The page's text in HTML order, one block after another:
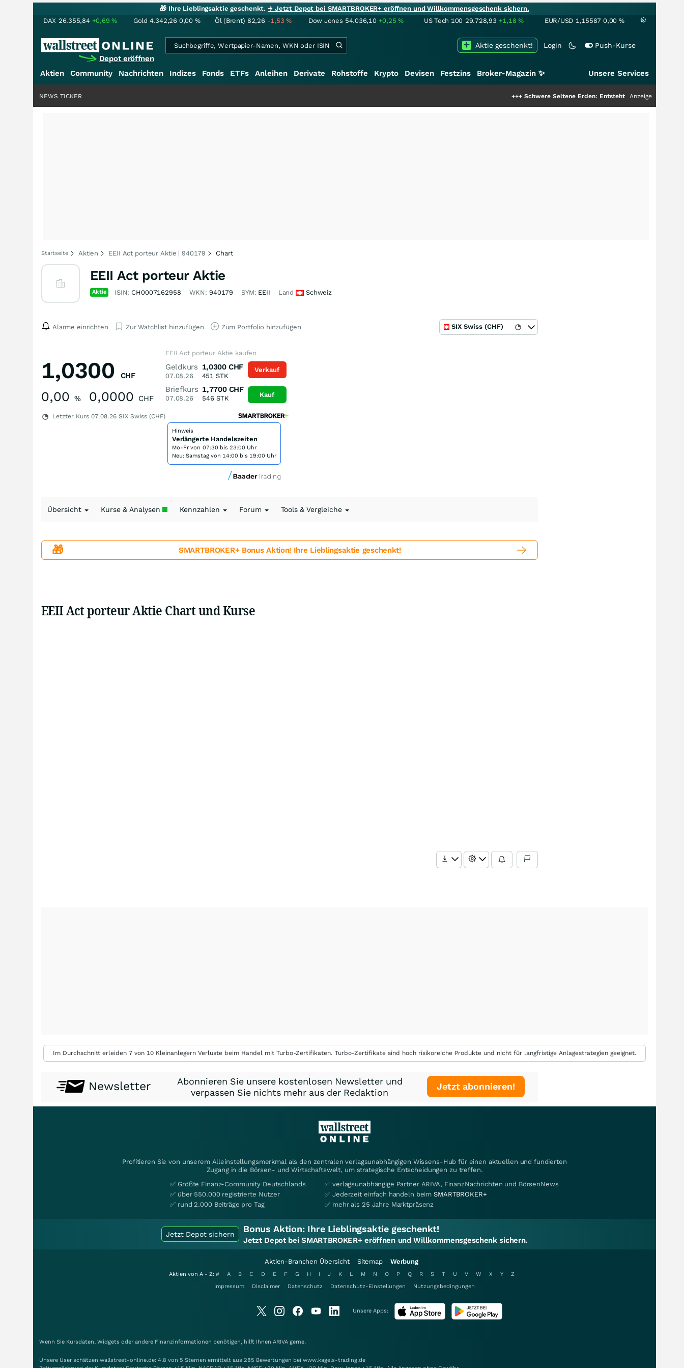
🎁 Ihre Lieblingsaktie geschenkt.→ Jetzt Depot bei SMARTBROKER+ eröffnen und Willkommensgeschenk sichern.
DAX 26.355,84 +0,69% Gold 4.342,26 0,00 % Öl (Brent) 82,26 -1,53% Dow Jones 54.036,10 +0,25% US Tech 100 29.728,93 +1,18% EUR/USD 1,15587 0,00 %
Depot eröffnen
Login Push-Kurse
Aktie geschenkt!
Aktien Community Nachrichten Indizes Fonds ETFs Anleihen Derivate Rohstoffe Krypto Devisen Festzins Broker-Magazin ✨ Unsere Services
Schwere Seltene Erden: Entsteht hier die nächste
Anzeige
NEWS TICKER
Startseite Aktien EEII Act porteur Aktie | 940179 Chart
EEII Act porteur Aktie
Aktie ISIN: CH0007162958 WKN: 940179 SYM: EEII Land Schweiz
Alarme einrichten Zur Watchlist hinzufügen Zum Portfolio hinzufügen SIX Swiss (CHF)
1,0300 CHF
0,00 % 0,0000 CHF
Letzter Kurs 07.08.26 SIX Swiss (CHF)
EEII Act porteur Aktie kaufen
Geldkurs
07.08.26
1,0300 CHF
451 STK
Briefkurs
07.08.26
1,7700 CHF
546STK
Verkauf
Kauf
Hinweis
Verlängerte Handelszeiten
Mo-Fr von 07:30 bis 23:00 Uhr
Neu: Samstag von 14:00 bis 19:00 Uhr
Übersicht Kurse & Analysen Kennzahlen Forum Tools & Vergleiche
🎁 SMARTBROKER+ Bonus Aktion! Ihre Lieblingsaktie geschenkt!
EEII Act porteur Aktie Chart und Kurse
Im Durchschnitt erleiden 7 von 10 Kleinanlegern Verluste beim Handel mit Turbo-Zertifikaten. Turbo-Zertifikate sind hoch risikoreiche Produkte und nicht für langfristige Anlagestrategien geeignet.
Newsletter
Abonnieren Sie unsere kostenlosen Newsletter und
verpassen Sie nichts mehr aus der Redaktion
Jetzt abonnieren!
Profitieren Sie von unserem Alleinstellungsmerkmal als den zentralen verlagsunabhängigen Wissens-Hub für einen aktuellen und fundierten
Zugang in die Börsen- und Wirtschaftswelt, um strategische Entscheidungen zu treffen.
✅ Größte Finanz-Community Deutschlands
✅ über 550.000 registrierte Nutzer
✅ rund 2.000 Beiträge pro Tag
✅ verlagsunabhängige Partner ARIVA, FinanzNachrichten und BörsenNews
✅ Jederzeit einfach handeln beimSMARTBROKER+
✅ mehr als 25 Jahre Marktpräsenz
Jetzt Depot sichern Bonus Aktion: Ihre Lieblingsaktie geschenkt!
Jetzt Depot bei SMARTBROKER+ eröffnen und Willkommensgeschenk sichern.
Aktien-Branchen Übersicht Sitemap Werbung
Aktien von A - Z: # A B C D E F G H I J K L M N O P Q R S T U V W X Y
Z
Impressum
Disclaimer Datenschutz Datenschutz-Einstellungen Nutzungsbedingungen
Unsere Apps:
Wenn Sie Kursdaten, Widgets oder andere Finanzinformationen benötigen, hilft Ihnen ARIVA gerne.
Unsere User schätzen wallstreet-online.de: 4.8 von 5 Sternen ermittelt aus 285 Bewertungen bei www.kagels-trading.de